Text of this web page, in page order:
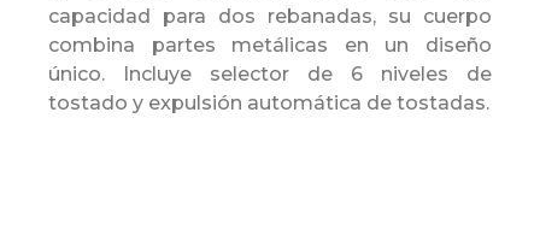
capacidad para dos rebanadas, su cuerpo
combina partes metálicas en un diseño
único. Incluye selector de 6 niveles de
tostado y expulsión automática de tostadas.